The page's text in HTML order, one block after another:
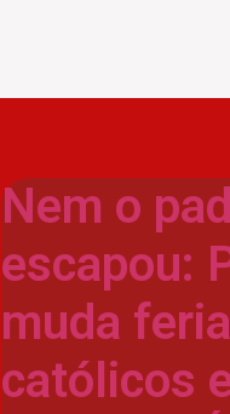
Nem o
escapou:
muda
católicos